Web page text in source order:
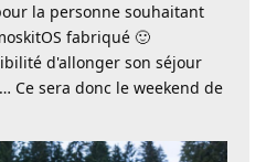
la personne souhaitant
fabriqué 🙂
d'allonger son séjour
Ce sera donc le weekend de